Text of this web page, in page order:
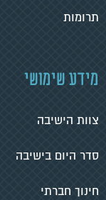
תרומות
מידע שימושי
צוות הישיבה
סדר היום בישיבה
חינוך חברתי